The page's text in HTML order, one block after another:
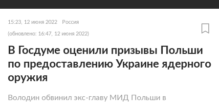
15:23, 12 июня 2022 Россия
(обновлено: 16:47, 12 июня 2022)
В Госдуме оценили призывы Польши
по предоставлению Украине ядерного
оружия
Володин обвинил экс-главу МИД Польши в